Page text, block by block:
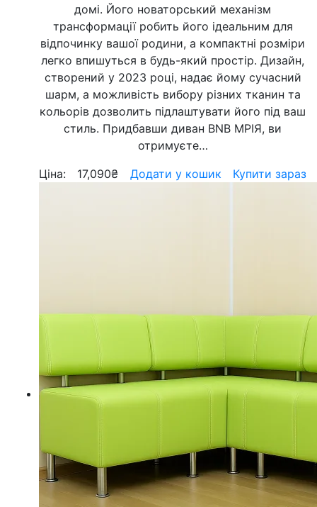
домі. Його новаторський механізм
трансформації робить його ідеальним для
відпочинку вашої родини, а компактні розміри
легко впишуться в будь-який простір. Дизайн,
створений у 2023 році, надає йому сучасний
шарм, а можливість вибору різних тканин та
кольорів дозволить підлаштувати його під ваш
стиль. Придбавши диван BNB МРІЯ, ви
отримуєте…
Ціна:
17,090₴ Додати у кошик Купити зараз